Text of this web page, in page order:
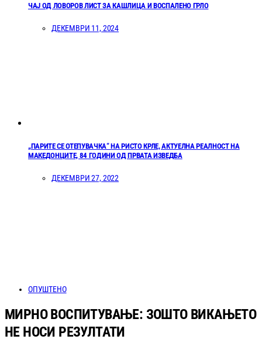
ЧАЈ ОД ЛОВОРОВ ЛИСТ ЗА КАШЛИЦА И ВОСПАЛЕНО ГРЛО
ДЕКЕМВРИ 11, 2024
„ПАРИТЕ СЕ ОТЕПУВАЧКА“ НА РИСТО КРЛЕ, АКТУЕЛНА РЕАЛНОСТ НА
МАКЕДОНЦИТЕ, 84 ГОДИНИ ОД ПРВАТА ИЗВЕДБА
ДЕКЕМВРИ 27, 2022
ОПУШТЕНО
МИРНО ВОСПИТУВАЊЕ: ЗОШТО ВИКАЊЕТО
НЕ НОСИ РЕЗУЛТАТИ